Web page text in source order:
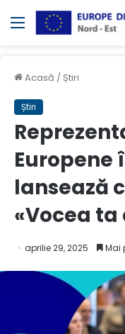
Meniul
Acasă / Știri
Știri
Europene
lansează
«Vocea
aprilie 29, 2025 Mai